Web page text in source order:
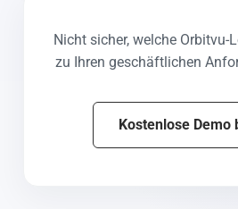
Nicht sicher, welche Orbitvu-
zu Ihren geschäftlichen
Kostenlose Demo